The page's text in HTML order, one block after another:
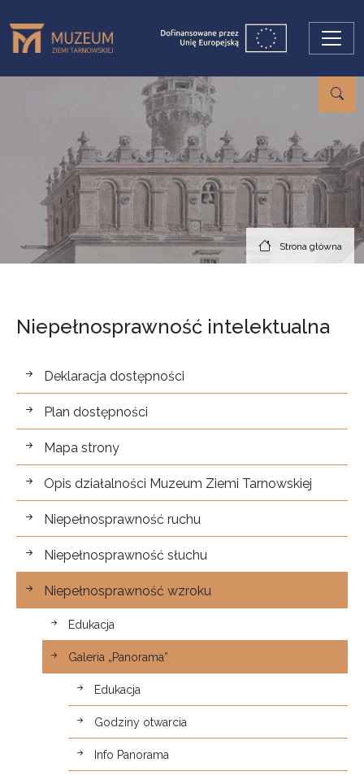
Strona główna
Niepełnosprawność intelektualna
Dostępność
Deklaracja dostępności
Plan dostępności
Mapa strony
Opis działalności Muzeum Ziemi Tarnowskiej
Niepełnosprawność ruchu
Niepełnosprawność słuchu
Niepełnosprawność wzroku
Edukacja
Galeria „Panorama”
Edukacja
Godziny otwarcia
Info Panorama